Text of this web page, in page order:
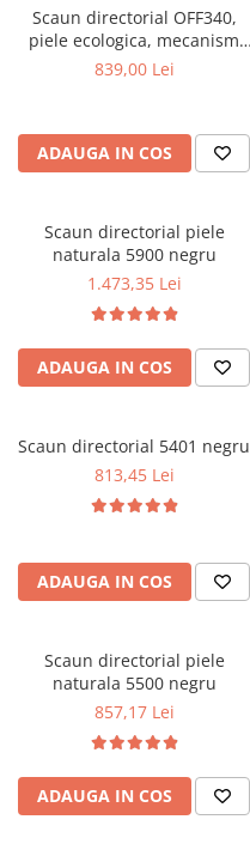
Saltele patuturi copii
Paturi copii
Masa si scaune gradinita
Scaun directorial OFF340,
piele ecologica, mecanism
balans, robust, rabatabil 180
839,00 Lei
ADAUGA IN COS
Scaun directorial piele
naturala 5900 negru
1.473,35 Lei
ADAUGA IN COS
Scaun directorial 5401 negru
813,45 Lei
ADAUGA IN COS
Scaun directorial piele
naturala 5500 negru
857,17 Lei
ADAUGA IN COS